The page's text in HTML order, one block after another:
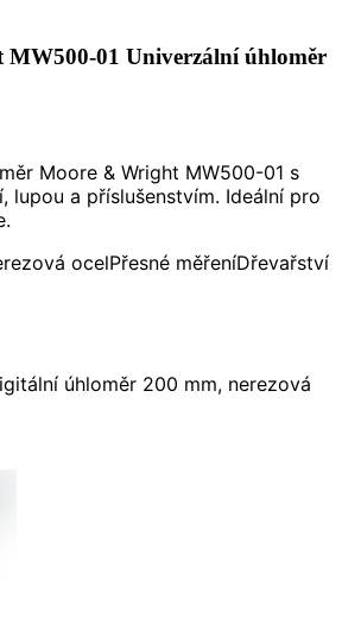
01 Univerzální úhloměr
Moore & Wright MW500-01 s
lupou a příslušenstvím. Ideální pro
ocelPřesné měřeníDřevařství
úhloměr 200 mm, nerezová